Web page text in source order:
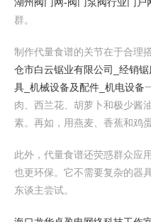
群。
制作代量食谱的关节在于合理
仓市白云锯业有限公司_经销
具_机械设备及配件_机电设备
肉、西兰花、胡萝卜和极少酱
素。再如，用燕麦、香蕉和鸡
此外，代量食谱还荧惑群众应
也更环保。它不需要复杂的器
东谈主尝试。